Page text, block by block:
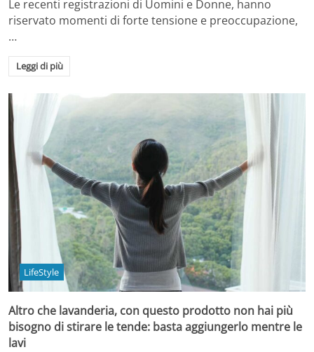
Le recenti registrazioni di Uomini e Donne, hanno
riservato momenti di forte tensione e preoccupazione,
…
Leggi di più
LifeStyle
Altro che lavanderia, con questo prodotto non hai più
bisogno di stirare le tende: basta aggiungerlo mentre le
lavi